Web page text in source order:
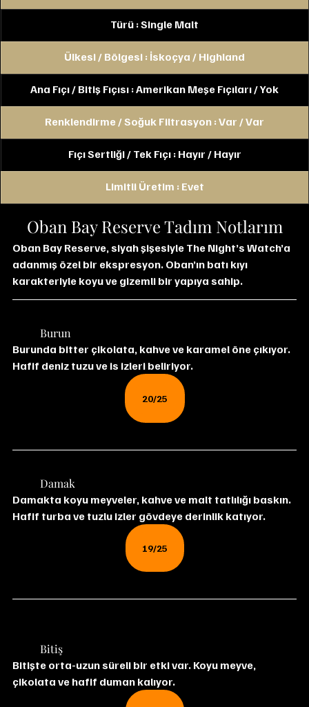
Türü : Single Malt
Ülkesi / Bölgesi : İskoçya / Highland
Ana Fıçı / Bitiş Fıçısı : Amerikan Meşe Fıçıları / Yok
Renklendirme / Soğuk Filtrasyon : Var / Var
Fıçı Sertliği / Tek Fıçı : Hayır / Hayır
Limitli Üretim : Evet
Oban Bay Reserve Tadım Notlarım
Oban Bay Reserve, siyah şişesiyle The Night’s Watch’a
adanmış özel bir ekspresyon. Oban’ın batı kıyı
karakteriyle koyu ve gizemli bir yapıya sahip.
	Burun
Burunda bitter çikolata, kahve ve karamel öne çıkıyor.
Hafif deniz tuzu ve is izleri beliriyor.
20/25
	Damak
Damakta koyu meyveler, kahve ve malt tatlılığı baskın.
Hafif turba ve tuzlu izler gövdeye derinlik katıyor.
19/25
	Bitiş
Bitişte orta-uzun süreli bir etki var. Koyu meyve,
çikolata ve hafif duman kalıyor.